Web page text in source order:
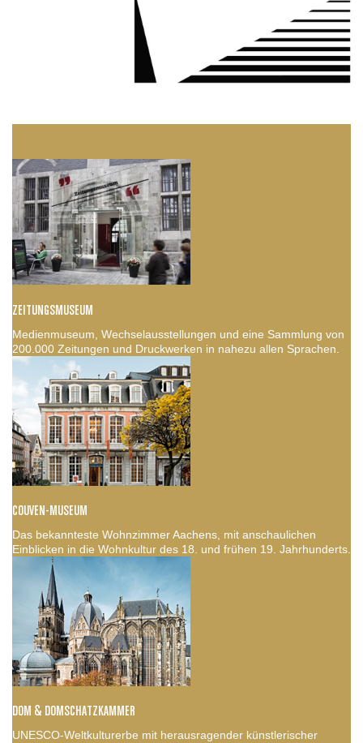
ZEITUNGSMUSEUM
Medienmuseum, Wechselausstellungen und eine Sammlung von
200.000 Zeitungen und Druckwerken in nahezu allen Sprachen.
COUVEN-MUSEUM
Das bekannteste Wohnzimmer Aachens, mit anschaulichen
Einblicken in die Wohnkultur des 18. und frühen 19. Jahrhunderts.
DOM & DOMSCHATZKAMMER
UNESCO-Weltkulturerbe mit herausragender künstlerischer